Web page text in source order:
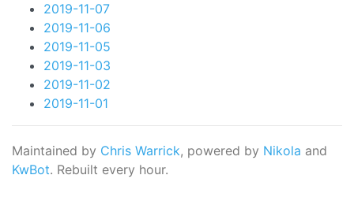
2019-11-07
2019-11-06
2019-11-05
2019-11-03
2019-11-02
2019-11-01
Maintained by Chris Warrick, powered by Nikola and
KwBot. Rebuilt every hour.